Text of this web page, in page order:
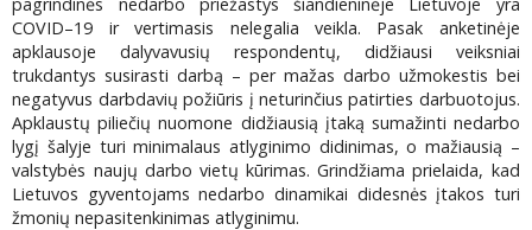
COVID–19 ir vertimasis nelegalia veikla. Pasak anketinėje
apklausoje dalyvavusių respondentų, didžiausi veiksniai
trukdantys susirasti darbą – per mažas darbo užmokestis bei
negatyvus darbdavių požiūris į neturinčius patirties darbuotojus.
Apklaustų piliečių nuomone didžiausią įtaką sumažinti nedarbo
lygį šalyje turi minimalaus atlyginimo didinimas, o mažiausią –
valstybės naujų darbo vietų kūrimas. Grindžiama prielaida, kad
Lietuvos gyventojams nedarbo dinamikai didesnės įtakos turi
žmonių nepasitenkinimas atlyginimu.